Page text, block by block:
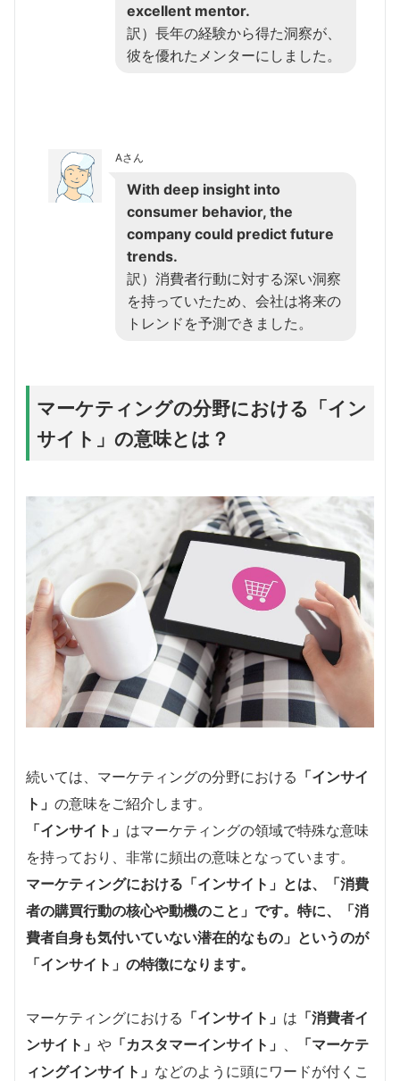
excellent mentor.
訳）長年の経験から得た洞察が、
彼を優れたメンターにしました。
Aさん
With deep insight into
consumer behavior, the
company could predict future
trends.
訳）消費者行動に対する深い洞察
を持っていたため、会社は将来の
トレンドを予測できました。
マーケティングの分野における「イン
サイト」の意味とは？
続いては、マーケティングの分野における 「インサイ
ト」 の意味をご紹介します。
「インサイト」 はマーケティングの領域で特殊な意味
を持っており、非常に頻出の意味となっています。
マーケティングにおける「インサイト」とは、「消費
者の購買行動の核心や動機のこと」です。特に、「消
費者自身も気付いていない潜在的なもの」というのが
「インサイト」の特徴になります。
マーケティングにおける 「インサイト」 は 「消費者イ
ンサイト」 や 「カスタマーインサイト」
「マーケテ
ィングインサイト」 などのように頭にワードが付くこ